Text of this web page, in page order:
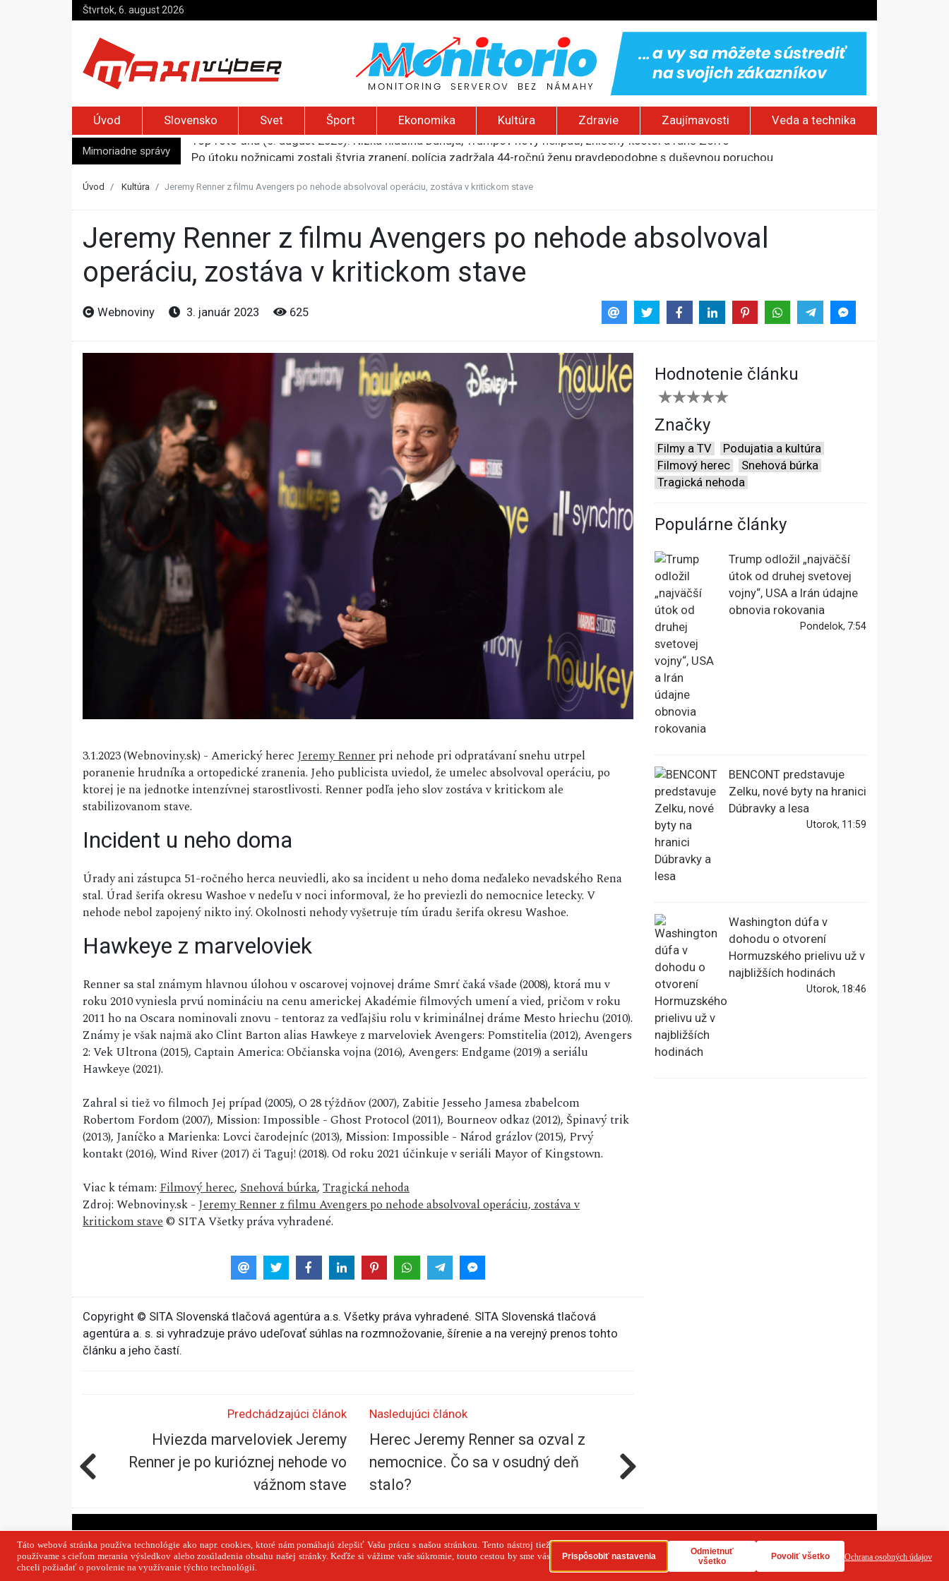
Štvrtok, 6. august 2026
Úvod Slovensko Svet Šport Ekonomika Kultúra Zdravie Zaujímavosti Veda a technika
Mimoriadne správy
Po útoku nožnicami zostali štyria zranení, polícia zadržala 44-ročnú ženu pravdepodobne s duševnou poruchou
Päť ton kokaínu a traja zadržaní. Portugalská polícia obsadila loď s kontrabandom na otvorenom mori
Úvod Kultúra Jeremy Renner z filmu Avengers po nehode absolvoval operáciu, zostáva v kritickom stave
Jeremy Renner z filmu Avengers po nehode absolvoval
operáciu, zostáva v kritickom stave
Webnoviny 3. január 2023 625
3.1.2023 (Webnoviny.sk) - Americký herecJeremy Rennerpri nehode pri odpratávaní snehu utrpel
poranenie hrudníka a ortopedické zranenia. Jeho publicista uviedol, že umelec absolvoval operáciu, po
ktorej je na jednotke intenzívnej starostlivosti. Renner podľa jeho slov zostáva v kritickom ale
stabilizovanom stave.
Incident u neho doma
Úrady ani zástupca 51-ročného herca neuviedli, ako sa incident u neho doma neďaleko nevadského Rena
stal. Úrad šerifa okresu Washoe v nedeľu v noci informoval, že ho previezli do nemocnice letecky. V
nehode nebol zapojený nikto iný. Okolnosti nehody vyšetruje tím úradu šerifa okresu Washoe.
Hawkeye z marveloviek
Renner sa stal známym hlavnou úlohou v oscarovej vojnovej dráme Smrť čaká všade (2008), ktorá mu v
roku 2010 vyniesla prvú nomináciu na cenu americkej Akadémie filmových umení a vied, pričom v roku
2011 ho na Oscara nominovali znovu - tentoraz za vedľajšiu rolu v kriminálnej dráme Mesto hriechu (2010).
Známy je však najmä ako Clint Barton alias Hawkeye z marveloviek Avengers: Pomstitelia (2012), Avengers
2: Vek Ultrona (2015), Captain America: Občianska vojna (2016), Avengers: Endgame (2019) a seriálu
Hawkeye (2021).
Zahral si tiež vo filmoch Jej prípad (2005), O 28 týždňov (2007), Zabitie Jesseho Jamesa zbabelcom
Robertom Fordom (2007), Mission: Impossible - Ghost Protocol (2011), Bourneov odkaz (2012), Špinavý trik
(2013), Janíčko a Marienka: Lovci čarodejníc (2013), Mission: Impossible - Národ grázlov (2015), Prvý
kontakt (2016), Wind River (2017) či Taguj! (2018). Od roku 2021 účinkuje v seriáli Mayor of Kingstown.
Viac k témam:Filmový herec,Snehová búrka,Tragická nehoda
Zdroj: Webnoviny.sk - Jeremy Renner z filmu Avengers po nehode absolvoval operáciu, zostáva v
kritickom stave© SITA Všetky práva vyhradené.
Hodnotenie článku
Značky
Filmy a TV
Podujatia a kultúra
Filmový herec
Snehová búrka
Tragická nehoda
Populárne články
Trump odložil „najväčší
útok od druhej svetovej
vojny“, USA a Irán údajne
obnovia rokovania
Pondelok, 7:54
BENCONT predstavuje
Zelku, nové byty na hranici
Dúbravky a lesa
Utorok, 11:59
Washington dúfa v
dohodu o otvorení
Hormuzského prielivu už v
najbližších hodinách
Utorok, 18:46
Copyright © SITA Slovenská tlačová agentúra a.s. Všetky práva vyhradené. SITA Slovenská tlačová
agentúra a. s. si vyhradzuje právo udeľovať súhlas na rozmnožovanie, šírenie a na verejný prenos tohto
článku a jeho častí.
Predchádzajúci článok
Hviezda marveloviek Jeremy
Renner je po kurióznej nehode vo
vážnom stave
Nasledujúci článok
Herec Jeremy Renner sa ozval z
nemocnice. Čo sa v osudný deň
stalo?
PR článok Reklama Spolupráca Kontakt Zásady používania cookies RSS